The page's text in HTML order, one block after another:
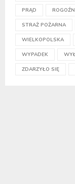
PRĄD
STRAŻ POŻARNA
WIELKOPOLSKA
WYPADEK
ZDARZYŁO SIĘ